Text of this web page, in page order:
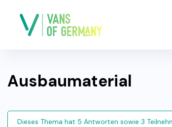
Ausbaumaterial
Dieses Thema hat 5 Antworten sowie 3